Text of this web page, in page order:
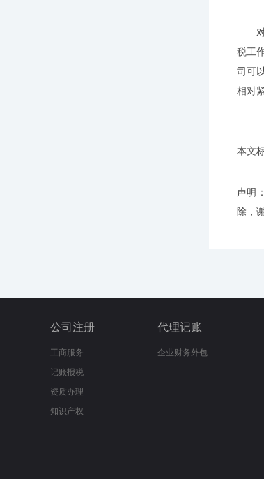
税工
司可
相对
本文
声明
除，
公司注册
工商服务
记账报税
资质办理
知识产权
代理记账
企业财务外包